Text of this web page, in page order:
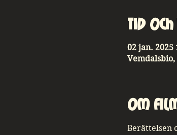
Tid
02 jan. 2025
Vemdalsbio,
Om
Berättelsen